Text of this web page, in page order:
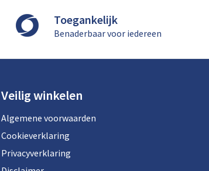
Toegankelijk
Benaderbaar voor iedereen
Veilig winkelen
Algemene voorwaarden
Cookieverklaring
Privacyverklaring